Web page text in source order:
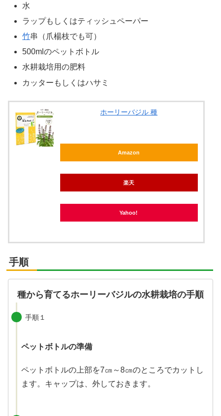
水
ラップもしくはティッシュペーパー
竹串（爪楊枝でも可）
500mlのペットボトル
水耕栽培用の肥料
カッターもしくはハサミ
ホーリーバジル 種
Amazon
楽天
Yahoo!
手順
種から育てるホーリーバジルの水耕栽培の手順
手順１
ペットボトルの準備
ペットボトルの上部を7㎝～8㎝のところでカットし
ます。キャップは、外しておきます。